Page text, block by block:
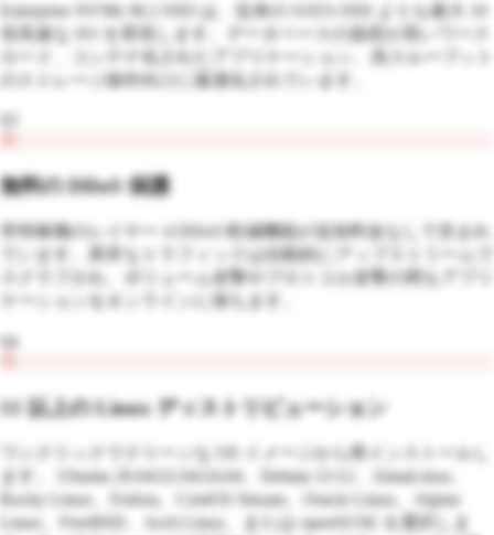
Enterprise NVMe M.2 SSD は、従来の SATA SSD よりも最大 10
倍高速な I/O を実現します。データベースの負荷が高いワーク
ロード、コンテナ化されたアプリケーション、高スループット
のストレージ操作向けに最適化されています。
無料の DDoS 保護
常時稼働のレイヤー 4 DDoS 軽減機能が追加料金なしで含まれ
ています。異常なトラフィックは自動的にアップストリームで
スクラブされ、ボリューム攻撃やプロトコル攻撃の間もアプリ
04
11 以上の Linux ディストリビューション
ワンクリックでクリーンな OS イメージから再インストールし
ます。 Ubuntu 20.04/22.04/24.04、Debian 11/12、AlmaLinux、
Rocky Linux、Fedora、CentOS Stream、Oracle Linux、Alpine
Linux、FreeBSD、Arch Linux、または openSUSE を選択しま